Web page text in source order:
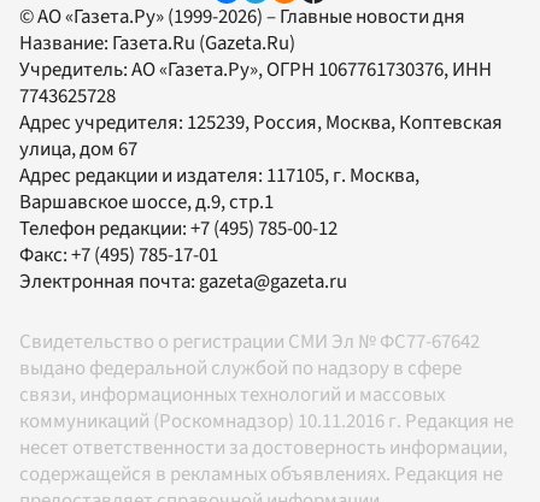
© АО «Газета.Ру» (1999-2026) – Главные новости дня
Название: Газета.Ru (Gazeta.Ru)
Учредитель:АО «Газета.Ру», ОГРН 1067761730376, ИНН
7743625728
Адрес учредителя: 125239, Россия, Москва, Коптевская
улица, дом 67
Адрес редакции и издателя: 117105, г. Москва,
Варшавское шоссе, д.9, стр.1
Телефон редакции:+7 (495) 785-00-12
Факс:+7 (495) 785-17-01
Электронная почта: gazeta@gazeta.ru
Свидетельство о регистрации СМИ Эл № ФС77-67642
выдано федеральной службой по надзору в сфере
связи, информационных технологий и массовых
коммуникаций (Роскомнадзор) 10.11.2016 г. Редакция не
несет ответственности за достоверность информации,
содержащейся в рекламных объявлениях. Редакция не